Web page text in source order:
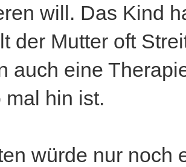
will. Das Kind
der Mutter oft
auch eine
mal hin ist.
würde nur noch